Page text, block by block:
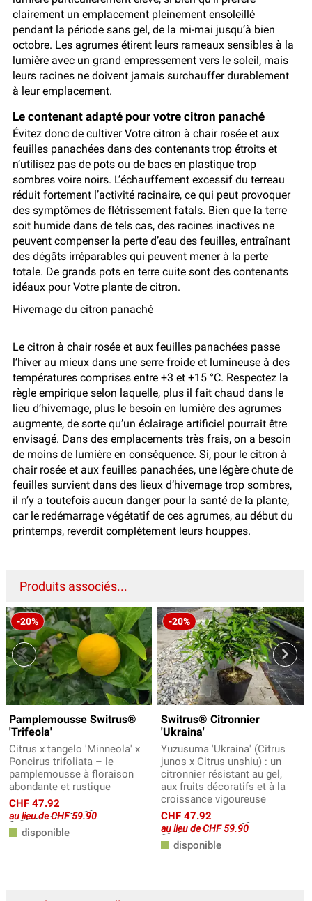
clairement un emplacement pleinement ensoleillé
pendant la période sans gel, de la mi-mai jusqu’à bien
octobre. Les agrumes étirent leurs rameaux sensibles à la
lumière avec un grand empressement vers le soleil, mais
leurs racines ne doivent jamais surchauffer durablement
à leur emplacement.
Le contenant adapté pour votre citron panaché
Évitez donc de cultiver Votre citron à chair rosée et aux
feuilles panachées dans des contenants trop étroits et
n’utilisez pas de pots ou de bacs en plastique trop
sombres voire noirs. L’échauffement excessif du terreau
réduit fortement l’activité racinaire, ce qui peut provoquer
des symptômes de flétrissement fatals. Bien que la terre
soit humide dans de tels cas, des racines inactives ne
peuvent compenser la perte d’eau des feuilles, entraînant
des dégâts irréparables qui peuvent mener à la perte
totale. De grands pots en terre cuite sont des contenants
idéaux pour Votre plante de citron.
Hivernage du citron panaché
Le citron à chair rosée et aux feuilles panachées passe
l’hiver au mieux dans une serre froide et lumineuse à des
températures comprises entre +3 et +15 °C. Respectez la
règle empirique selon laquelle, plus il fait chaud dans le
lieu d’hivernage, plus le besoin en lumière des agrumes
augmente, de sorte qu’un éclairage artificiel pourrait être
envisagé. Dans des emplacements très frais, on a besoin
de moins de lumière en conséquence. Si, pour le citron à
chair rosée et aux feuilles panachées, une légère chute de
feuilles survient dans des lieux d’hivernage trop sombres,
il n’y a toutefois aucun danger pour la santé de la plante,
car le redémarrage végétatif de ces agrumes, au début du
printemps, reverdit complètement leurs houppes.
Produits associés...
-20%
Pamplemousse Switrus®
'Trifeola'
Citrus x tangelo 'Minneola' x
Poncirus trifoliata – le
pamplemousse à floraison
abondante et rustique
CHF 47.92
au lieu de CHF 59.90
disponible
-20%
Switrus® Citronnier
'Ukraina'
Yuzusuma 'Ukraina' (Citrus
junos x Citrus unshiu) : un
citronnier résistant au gel,
aux fruits décoratifs et à la
croissance vigoureuse
CHF 47.92
au lieu de CHF 59.90
disponible